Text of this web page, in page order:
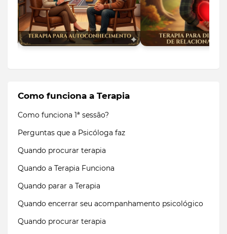
Como funciona a Terapia
Como funciona 1ª sessão?
Perguntas que a Psicóloga faz
Quando procurar terapia
Quando a Terapia Funciona
Quando parar a Terapia
Quando encerrar seu acompanhamento psicológico
Quando procurar terapia